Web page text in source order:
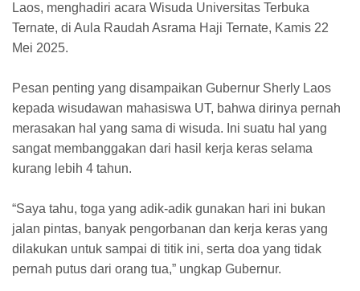
Laos, menghadiri acara Wisuda Universitas Terbuka
Ternate, di Aula Raudah Asrama Haji Ternate, Kamis 22
Mei 2025.
Pesan penting yang disampaikan Gubernur Sherly Laos
kepada wisudawan mahasiswa UT, bahwa dirinya pernah
merasakan hal yang sama di wisuda. Ini suatu hal yang
sangat membanggakan dari hasil kerja keras selama
kurang lebih 4 tahun.
“Saya tahu, toga yang adik-adik gunakan hari ini bukan
jalan pintas, banyak pengorbanan dan kerja keras yang
dilakukan untuk sampai di titik ini, serta doa yang tidak
pernah putus dari orang tua,” ungkap Gubernur.